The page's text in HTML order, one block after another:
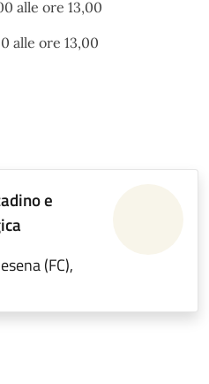
alle ore 13,00
alle ore 13,00
e
(FC),